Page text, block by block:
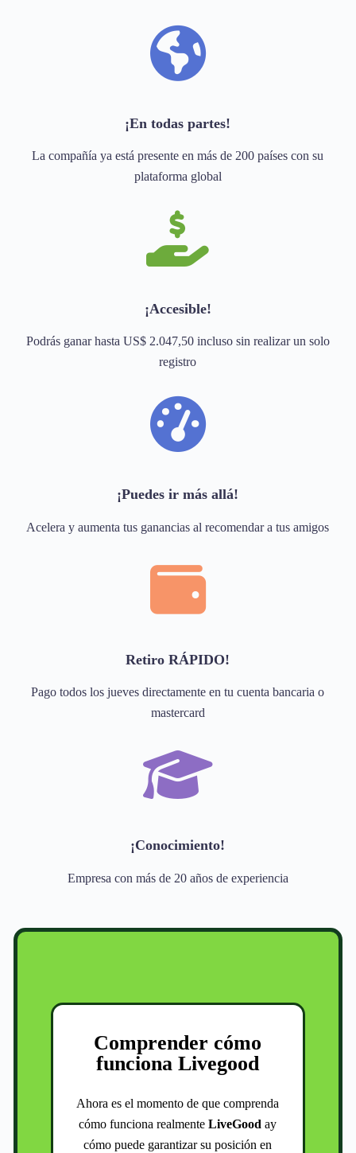
¡En todas partes!
La compañía ya está presente en más de 200 países con su
plataforma global
¡Accesible!
Podrás ganar hasta US$ 2.047,50 incluso sin realizar un solo
registro
¡Puedes ir más allá!
Acelera y aumenta tus ganancias al recomendar a tus amigos
Retiro RÁPIDO!
Pago todos los jueves directamente en tu cuenta bancaria o
mastercard
¡Conocimiento!
Empresa con más de 20 años de experiencia
Comprender cómo
funciona Livegood
Ahora es el momento de que comprenda
cómo funciona realmenteLiveGood ay
cómo puede garantizar su posición en